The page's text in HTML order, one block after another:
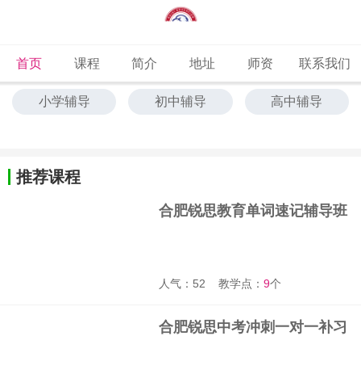
首页 课程 简介 地址 师资 联系我们
小学辅导 初中辅导 高中辅导
单词速记
推荐课程
合肥锐思教育单词速记辅导班
人气：52 教学点：9个
合肥锐思中考冲刺一对一补习